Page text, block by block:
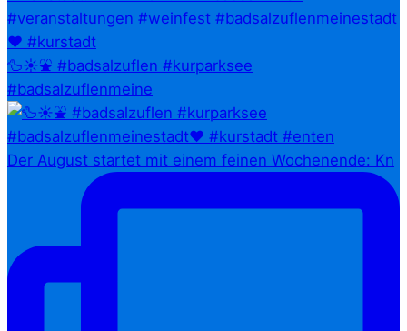
🦆☀️⛲ #badsalzuflen #kurparksee
#badsalzuflenmeine
Der August startet mit einem feinen Wochenende: Kn